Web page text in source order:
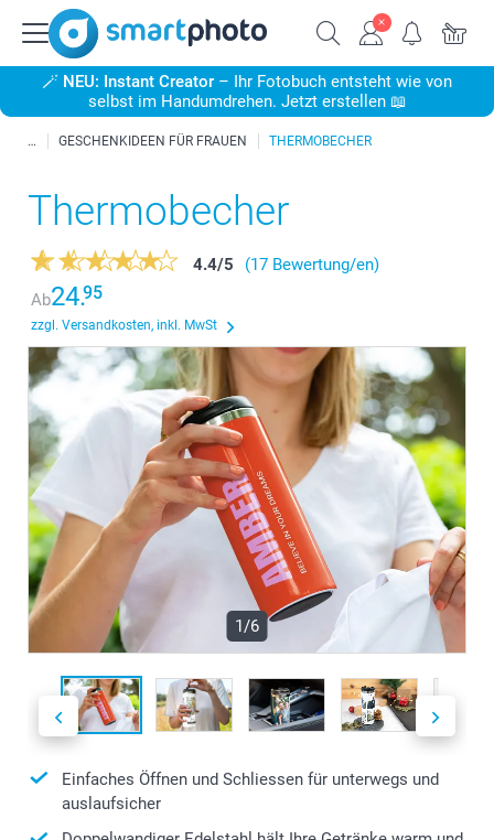
🪄 NEU: Instant Creator – Ihr Fotobuch entsteht wie von
selbst im Handumdrehen. Jetzt erstellen 📖
GESCHENKIDEEN FÜR FRAUEN THERMOBECHER
Thermobecher
4.4/5
(17 Bewertung/en)
Ab24.95
zzgl. Versandkosten, inkl. MwSt
1/6
Einfaches Öffnen und Schliessen für unterwegs und
auslaufsicher